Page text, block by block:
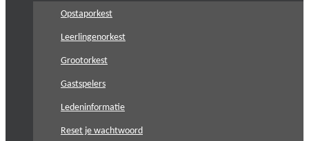
Opstaporkest
Leerlingenorkest
Grootorkest
Gastspelers
Ledeninformatie
Reset je wachtwoord